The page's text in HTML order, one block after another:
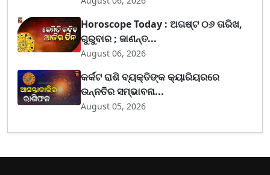
Horoscope Today : ଅଗଷ୍ଟ ୦୬ ତାରିଖ,
ଗୁରୁବାର ; ଜାଣନ୍ତ...
August 06, 2026
କର୍କଟ ରାଶି ବ୍ୟକ୍ତିଙ୍କ କ୍ୟାରିୟରରେ
ଉନ୍ନତିର ସମ୍ଭାବନା...
August 05, 2026